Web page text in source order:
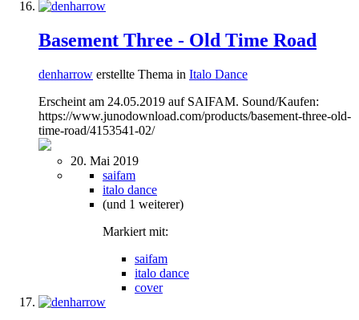
Basement Three - Old Time Road
denharrow erstellte Thema in Italo Dance
Erscheint am 24.05.2019 auf SAIFAM. Sound/Kaufen:
https://www.junodownload.com/products/basement-three-old-
time-road/4153541-02/
20. Mai 2019
saifam
italo dance
(und 1 weiterer)
Markiert mit:
saifam
italo dance
cover